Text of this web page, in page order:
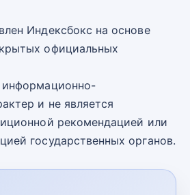
Индексбокс на основе
официальных
информационно-
и не является
рекомендацией или
государственных органов.